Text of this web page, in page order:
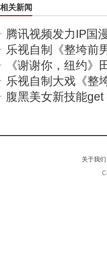
相关新闻
腾讯视频发力IP国
乐视自制《整垮前
《谢谢你，纽约
乐视自制大戏《整
腹黑美女新技能get
关于我们